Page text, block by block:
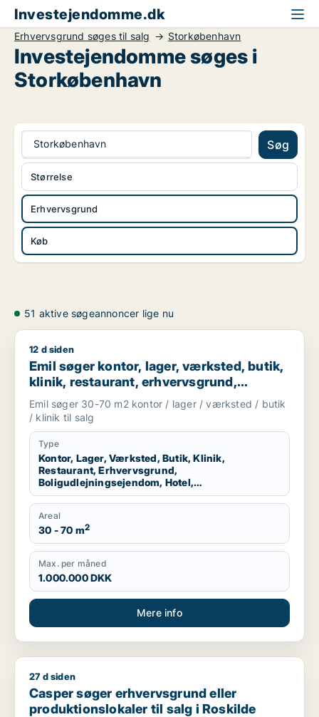
Investejendomme.dk
Erhvervsgrund søges til salg Storkøbenhavn
Investejendomme søges i
Storkøbenhavn
Storkøbenhavn Søg
Erhvervsgrund
Køb
Størrelse
51 aktive søgeannoncer lige nu
Emil søger kontor, lager, værksted, butik, klinik, restaurant,
12 d siden
Emil søger kontor, lager, værksted, butik,
klinik, restaurant, erhvervsgrund,
boligudlejningsejendom, hotel,
produktionslokaler eller garage til salg i
København K, Vesterbro eller
Frederiksberg m.fl.
Emil søger 30-70 m2 kontor / lager / værksted / butik
/ klinik til salg
Type
Kontor, Lager, Værksted, Butik, Klinik,
Restaurant, Erhvervsgrund,
Boligudlejningsejendom, Hotel,
Produktionslokaler, Garage
Areal
30 - 70 m2
Max. per måned
1.000.000 DKK
Mere info
Casper søger erhvervsgrund eller produktionslokaler til salg
27 d siden
Casper søger erhvervsgrund eller
produktionslokaler til salg i Roskilde